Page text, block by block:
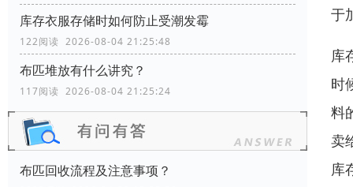
库存衣服存储时如何防止受潮发霉
122阅读 2026-08-04 21:25:48
布匹堆放有什么讲究？
117阅读 2026-08-04 21:25:24
布匹回收流程及注意事项？
于
库
时
料
卖
库